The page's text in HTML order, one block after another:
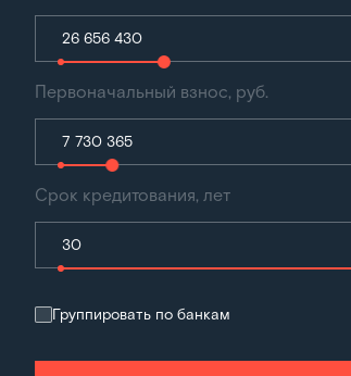
Первоначальный взнос, руб.
Срок кредитования, лет
Группировать по банкам